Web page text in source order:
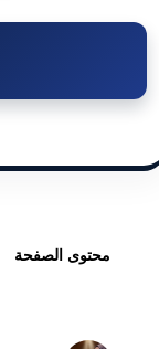
محتوى الصفحة